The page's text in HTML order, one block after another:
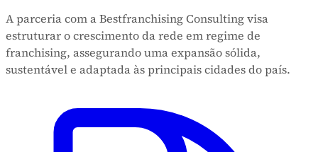
A parceria com a Bestfranchising Consulting visa
estruturar o crescimento da rede em regime de
franchising, assegurando uma expansão sólida,
sustentável e adaptada às principais cidades do país.